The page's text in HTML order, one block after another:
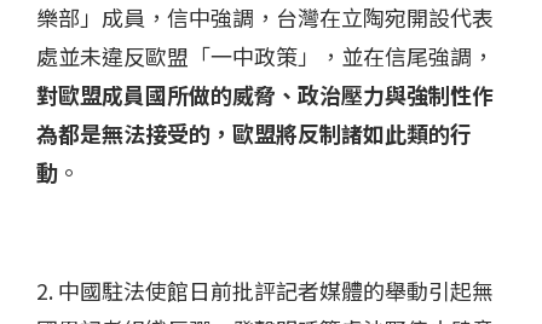
樂部」成員，信中強調，台灣在立陶宛開設代表
處並未違反歐盟「一中政策」，並在信尾強調，
對歐盟成員國所做的威脅、政治壓力與強制性作
為都是無法接受的，歐盟將反制諸如此類的行
動 。
2. 中國駐法使館日前批評記者媒體的舉動引起無